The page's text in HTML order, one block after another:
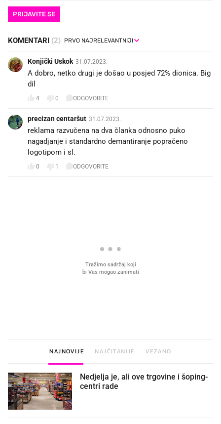
PRIJAVITE SE
KOMENTARI (2)
Konjički Uskok 31.07.2023.
A dobro, netko drugi je došao u posjed 72% dionica. Big
dil
4 0 ODGOVORITE
precizan centaršut 31.07.2023.
reklama razvučena na dva članka odnosno puko
nagadjanje i standardno demantiranje popračeno
logotipom i sl.
0 1 ODGOVORITE
NAJNOVIJE NAJČITANIJE VEZANO
Nedjelja je, ali ove trgovine i šoping-
centri rade